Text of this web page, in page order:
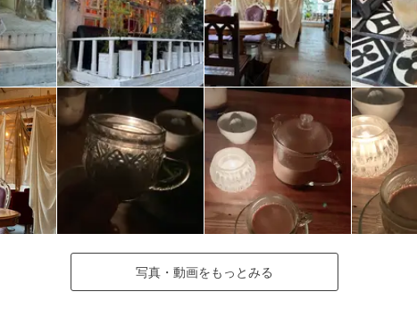
写真・動画をもっとみる